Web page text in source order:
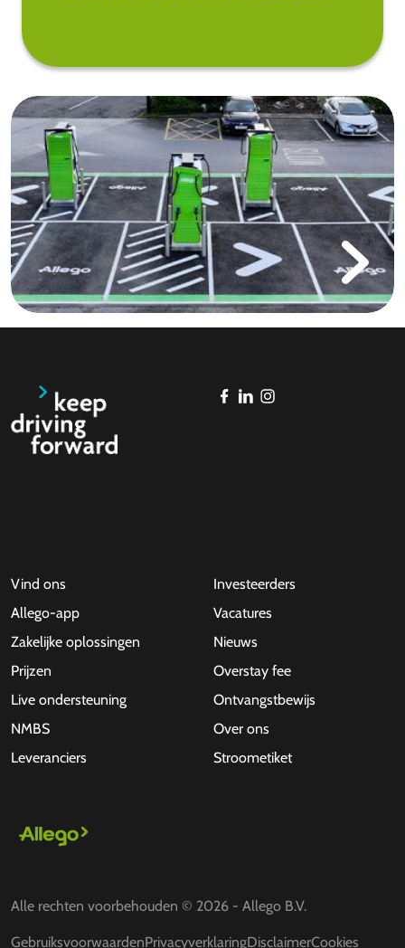
Vind ons
Allego-app
Zakelijke oplossingen
Prijzen
Live ondersteuning
NMBS
Leveranciers
Investeerders
Vacatures
Nieuws
Overstay fee
Ontvangstbewijs
Over ons
Stroometiket
Alle rechten voorbehouden © 2026 - Allego B.V.
GebruiksvoorwaardenPrivacyverklaringDisclaimerCookies